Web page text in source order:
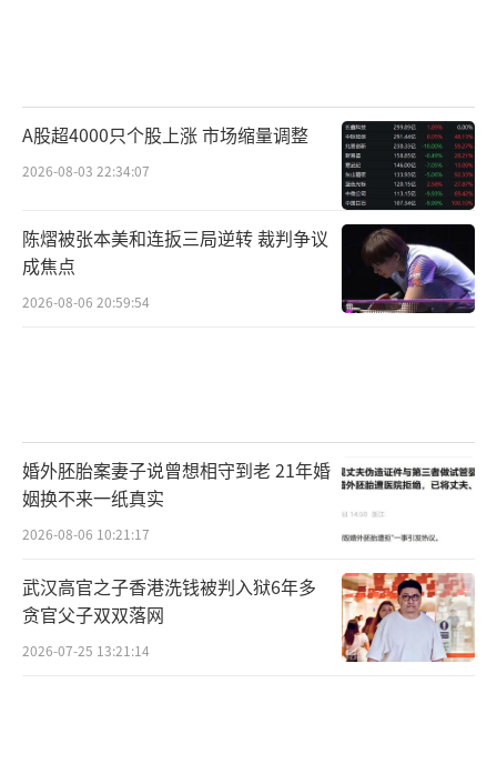
A股超4000只个股上涨 市场缩量调整
2026-08-03 22:34:07
陈熠被张本美和连扳三局逆转 裁判争议
成焦点
2026-08-06 20:59:54
婚外胚胎案妻子说曾想相守到老 21年婚
姻换不来一纸真实
2026-08-06 10:21:17
武汉高官之子香港洗钱被判入狱6年多
贪官父子双双落网
2026-07-25 13:21:14